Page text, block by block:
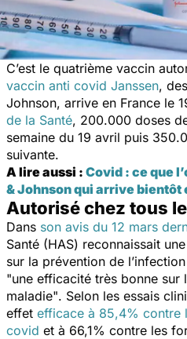
C’est le quatrième vaccin
vaccin anti covid Janssen,
Johnson, arrive en France le
de la Santé, 200.000 doses
semaine du 19 avril puis
suivante.
A lire aussi : Covid : ce que
& Johnson qui arrive bientôt
Autorisé chez tous
Dans son avis du 12 mars
Santé (HAS) reconnaissait
sur la prévention de
"une efficacité très bonne sur
maladie". Selon les essais
effet efficace à 85,4% contre
covid et à 66,1% contre les